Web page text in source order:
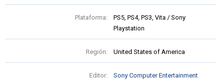
Plataforma:
PS5, PS4, PS3, Vita / Sony
Playstation
Región: United States of America
Editor: Sony Computer Entertainment